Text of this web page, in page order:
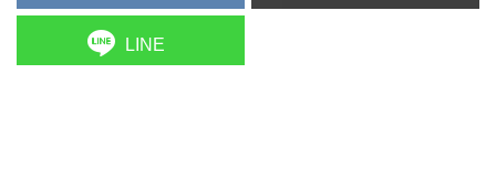
LINE